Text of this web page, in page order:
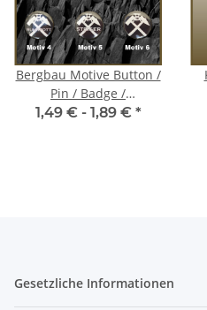
Bergbau Motive Button /
Pin / Badge /
Anstecknadel
1,49 € - 1,89 € *
Gesetzliche Informationen